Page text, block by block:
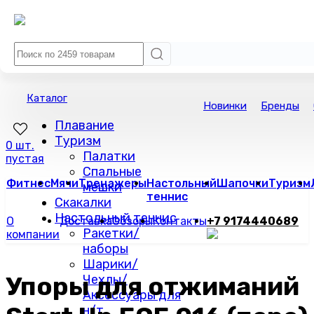
Каталог
Плавание
Туризм
Палатки
Спальные
мешки
Скакалки
Настольный теннис
Ракетки/
наборы
Шарики/
Чехлы/
Аксессуары для
н/т
Новинки Бренды
0 шт.
пустая
ФитнесМячиТренажерыНастольный
теннис
ШапочкиТуризм
О
компании
ДоставкаОбзорыКонтакты+7 9174440689
Упоры для отжиманий